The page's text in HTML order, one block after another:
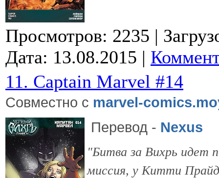
Просмотров: 2235 |
Дата: 13.08.2015 |
11. Captain Marvel #14
Совместно с marvel-
Перевод - Nexus
"Битва за Вихрь идет
миссия, у Китти Прайд